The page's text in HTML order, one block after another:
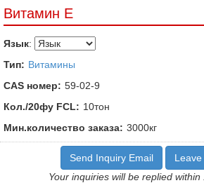
Витамин Е
Язык:
Тип: Витамины
CAS номер: 59-02-9
Кол./20фу FCL: 10тон
Мин.количество заказа: 3000кг
Send Inquiry Email
Your inquiries will be replied within